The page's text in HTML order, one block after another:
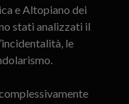
e Altopiano dei
stati analizzati il
le